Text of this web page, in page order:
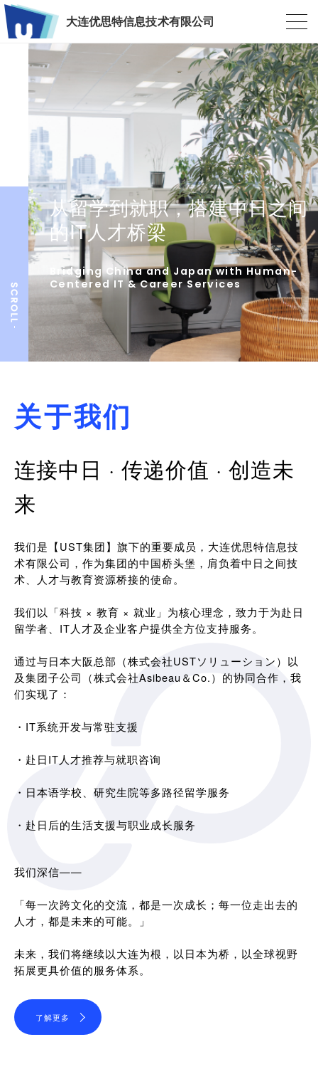
大连优思特信息技术有限公司
从留学到就职，搭建中日之间
的IT人才桥梁
Bridging China and Japan with Human-
Centered IT & Career Services
关于我们
连接中日 · 传递价值 · 创造未
来
我们是【UST集团】旗下的重要成员，大连优思特信息技
术有限公司，作为集团的中国桥头堡，肩负着中日之间技
术、人才与教育资源桥接的使命。
我们以「科技 × 教育 × 就业」为核心理念，致力于为赴日
留学者、IT人才及企业客户提供全方位支持服务。
通过与日本大阪总部（株式会社USTソリューション）以
及集团子公司（株式会社Asibeau＆Co.）的协同合作，我
们实现了：
・IT系统开发与常驻支援
・赴日IT人才推荐与就职咨询
・日本语学校、研究生院等多路径留学服务
・赴日后的生活支援与职业成长服务
我们深信——
「每一次跨文化的交流，都是一次成长；每一位走出去的
人才，都是未来的可能。」
未来，我们将继续以大连为根，以日本为桥，以全球视野
拓展更具价值的服务体系。
了解更多